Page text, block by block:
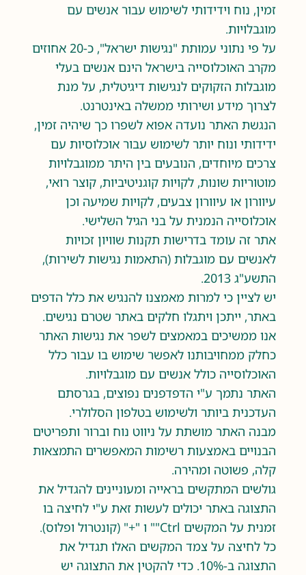
זמין, נוח וידידותי לשימוש עבור אנשים עם
מוגבלויות.
על פי נתוני עמותת "נגישות ישראל", כ-20 אחוזים
מקרב האוכלוסייה בישראל הינם אנשים בעלי
מוגבלות הזקוקים לנגישות דיגיטלית, על מנת
לצרוך מידע ושירותי ממשלה באינטרנט.
הנגשת האתר נועדה אפוא לשפרו כך שיהיה זמין,
ידידותי ונוח יותר לשימוש עבור אוכלוסיות עם
צרכים מיוחדים, הנובעים בין היתר ממוגבלויות
מוטוריות שונות, לקויות קוגניטיביות, קוצר רואי,
עיוורון או עיוורון צבעים, לקויות שמיעה וכן
אוכלוסייה הנמנית על בני הגיל השלישי.
אתר זה עומד בדרישות תקנות שוויון זכויות
לאנשים עם מוגבלות (התאמות נגישות לשירות),
התשע"ג 2013.
יש לציין כי למרות מאמצנו להנגיש את כלל הדפים
באתר, ייתכן ויתגלו חלקים באתר שטרם נגישים.
אנו ממשיכים במאמצים לשפר את נגישות האתר
כחלק ממחויבותנו לאפשר שימוש בו עבור כלל
האוכלוסייה כולל אנשים עם מוגבלויות.
האתר נתמך ע"י הדפדפנים נפוצים, בגרסתם
העדכנית ביותר ולשימוש בטלפון הסלולרי.
מבנה האתר מושתת על ניווט נוח וברור ותפריטים
הבנויים באמצעות רשימות המאפשרים התמצאות
קלה, פשוטה ומהירה.
גולשים המתקשים בראייה ומעוניינים להגדיל את
התצוגה באתר יכולים לעשות זאת ע"י לחיצה בו
זמנית על המקשים Ctrl"" ו "+" (קונטרול ופלוס).
כל לחיצה על צמד המקשים האלו תגדיל את
התצוגה ב-10%. כדי להקטין את התצוגה יש